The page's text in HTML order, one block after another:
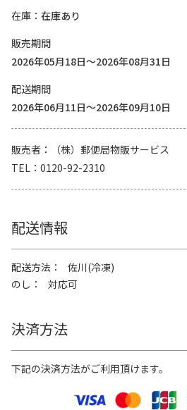
在庫
在庫あり
販売期間
2026年05月18日～2026年08月31日
配送期間
2026年06月11日～2026年09月10日
販売者
（株）郵便局物販サービス
TEL
0120-92-2310
配送情報
配送方法
佐川(冷凍)
のし
対応可
決済方法
下記の決済方法がご利用頂けます。